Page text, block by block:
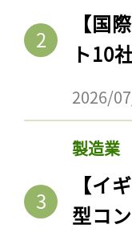
【国
ト10
2026/
製造業
【イ
型コ